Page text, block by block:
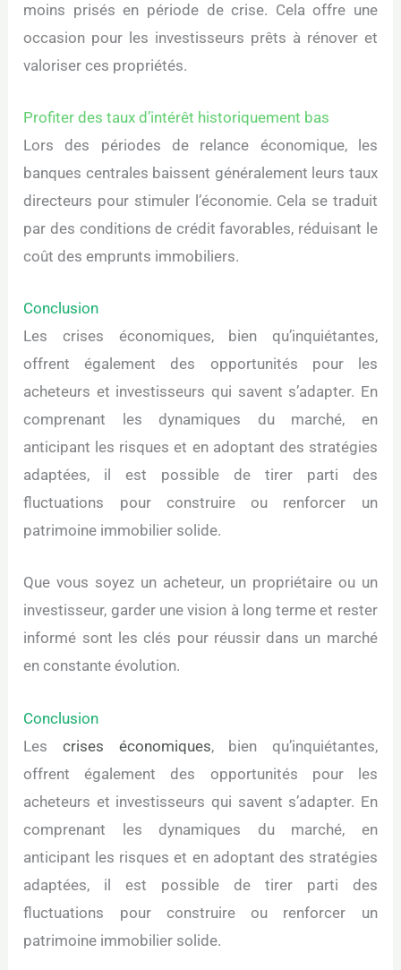
moins prisés en période de crise. Cela offre une
occasion pour les investisseurs prêts à rénover et
valoriser ces propriétés.
Profiter des taux d’intérêt historiquement bas
Lors des périodes de relance économique, les
banques centrales baissent généralement leurs taux
directeurs pour stimuler l’économie. Cela se traduit
par des conditions de crédit favorables, réduisant le
coût des emprunts immobiliers.
Conclusion
Les crises économiques, bien qu’inquiétantes,
offrent également des opportunités pour les
acheteurs et investisseurs qui savent s’adapter. En
comprenant les dynamiques du marché, en
anticipant les risques et en adoptant des stratégies
adaptées, il est possible de tirer parti des
fluctuations pour construire ou renforcer un
patrimoine immobilier solide.
Que vous soyez un acheteur, un propriétaire ou un
investisseur, garder une vision à long terme et rester
informé sont les clés pour réussir dans un marché
en constante évolution.
Conclusion
Les crises économiques, bien qu’inquiétantes,
offrent également des opportunités pour les
acheteurs et investisseurs qui savent s’adapter. En
comprenant les dynamiques du marché, en
anticipant les risques et en adoptant des stratégies
adaptées, il est possible de tirer parti des
fluctuations pour construire ou renforcer un
patrimoine immobilier solide.